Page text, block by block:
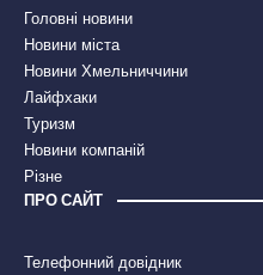
Головні новини
Новини міста
Новини Хмельниччини
Лайфхаки
Туризм
Новини компаній
Різне
ПРО САЙТ
Телефонний довідник